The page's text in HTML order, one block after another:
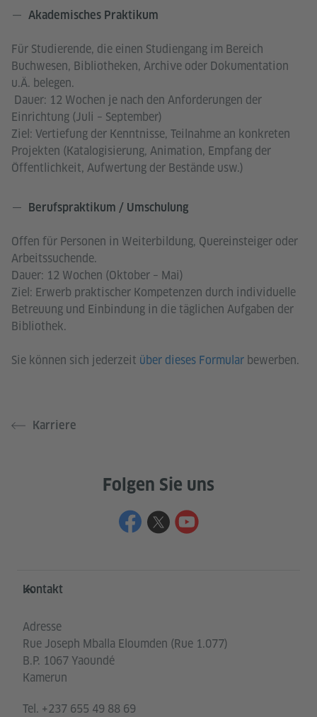
Akademisches Praktikum
Für Studierende, die einen Studiengang im Bereich
Buchwesen, Bibliotheken, Archive oder Dokumentation
u.Ä. belegen.
Dauer: 12 Wochen je nach den Anforderungen der
Einrichtung (Juli – September)
Ziel: Vertiefung der Kenntnisse, Teilnahme an konkreten
Projekten (Katalogisierung, Animation, Empfang der
Öffentlichkeit, Aufwertung der Bestände usw.)
Berufspraktikum / Umschulung
Offen für Personen in Weiterbildung, Quereinsteiger oder
Arbeitssuchende.
Dauer: 12 Wochen (Oktober – Mai)
Ziel: Erwerb praktischer Kompetenzen durch individuelle
Betreuung und Einbindung in die täglichen Aufgaben der
Bibliothek.
Sie können sich jederzeit über dieses Formular bewerben.
Karriere
Folgen Sie uns
Service- und Informationsbereich
Kontakt
Adresse
Rue Joseph Mballa Eloumden (Rue 1.077)
B.P. 1067 Yaoundé
Kamerun
Tel. +237 655 49 88 69